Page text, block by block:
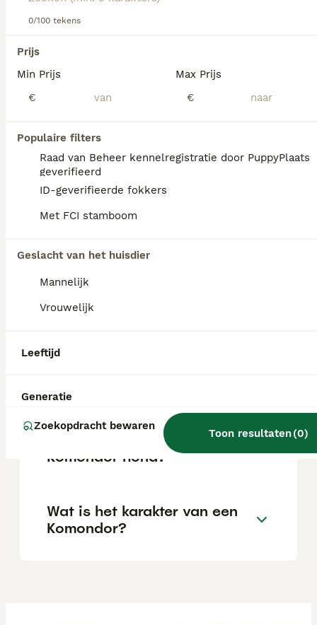
0/100 tekens
Prijs
Min Prijs
€
Max Prijs
€
Populaire filters
Raad van Beheer kennelregistratie door PuppyPlaats
geverifieerd
ID-geverifieerde fokkers
Met FCI stamboom
Geslacht van het huisdier
Mannelijk
Vrouwelijk
Leeftijd
Generatie
Zoekopdracht bewaren
Toon resultaten(0)
Lees onzeKomondor adviespagina
hondenras.
exacte zoekopdracht, sla dan je zoekopdracht op en
vind jouw perfecte hond:
FAQ's
investering die varieert afhankelijk van de
Wat is de gemiddelde
Wat is het karakter van een
Komondor hond?
Wat is het karakter van een
Komondor?